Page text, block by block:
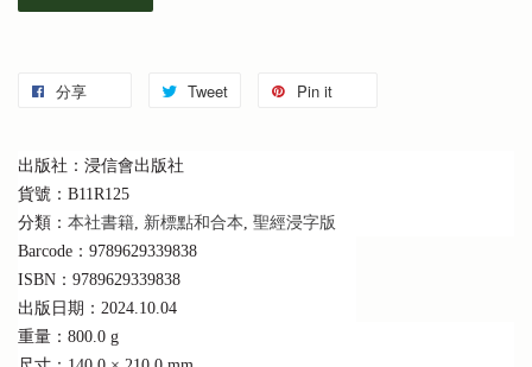
分享 Tweet Pin it
出版社：浸信會出版社
貨號：B11R125
分類： 本社書籍, 新標點和合本, 聖經浸字版
Barcode：9789629339838
ISBN：9789629339838
出版日期：2024.10.04
重量：800.0 g